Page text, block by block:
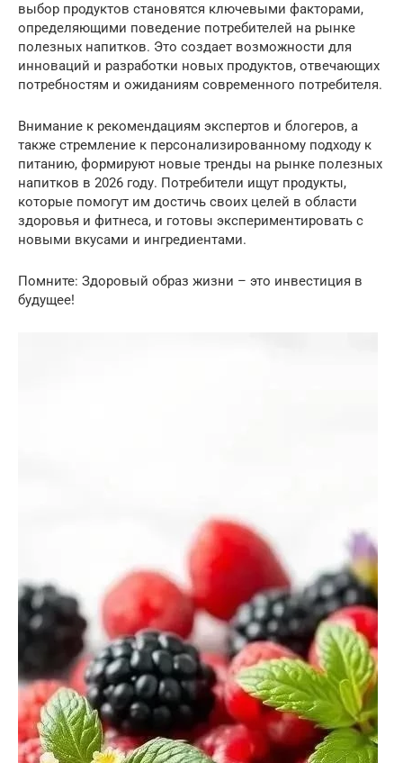
выбор продуктов становятся ключевыми факторами,
определяющими поведение потребителей на рынке
полезных напитков. Это создает возможности для
инноваций и разработки новых продуктов, отвечающих
потребностям и ожиданиям современного потребителя.
Внимание к рекомендациям экспертов и блогеров, а
также стремление к персонализированному подходу к
питанию, формируют новые тренды на рынке полезных
напитков в 2026 году. Потребители ищут продукты,
которые помогут им достичь своих целей в области
здоровья и фитнеса, и готовы экспериментировать с
новыми вкусами и ингредиентами.
Помните: Здоровый образ жизни – это инвестиция в
будущее!